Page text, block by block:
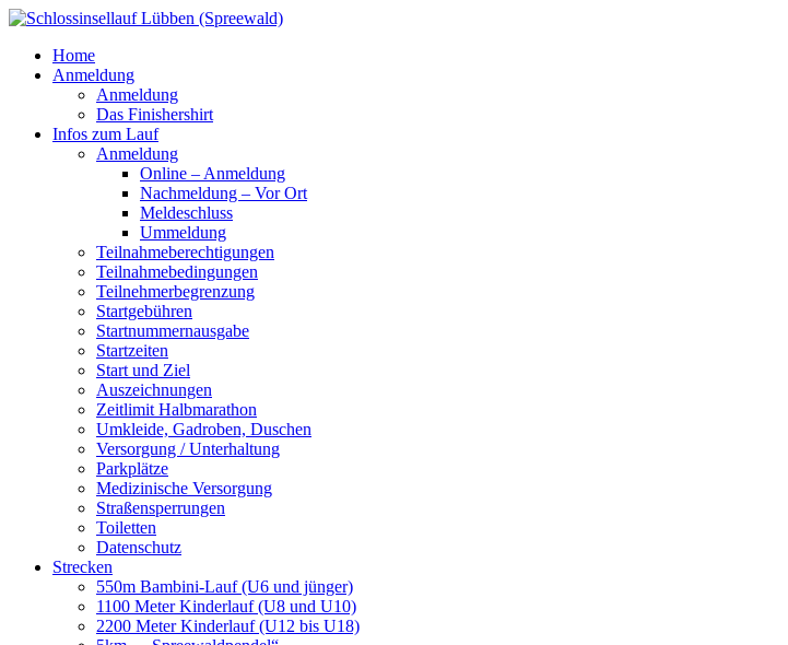
Home
Anmeldung
Anmeldung
Das Finishershirt
Infos zum Lauf
Anmeldung
Online – Anmeldung
Nachmeldung – Vor Ort
Meldeschluss
Ummeldung
Teilnahmeberechtigungen
Teilnahmebedingungen
Teilnehmerbegrenzung
Startgebühren
Startnummernausgabe
Startzeiten
Start und Ziel
Auszeichnungen
Zeitlimit Halbmarathon
Umkleide, Gadroben, Duschen
Versorgung / Unterhaltung
Parkplätze
Medizinische Versorgung
Straßensperrungen
Toiletten
Datenschutz
Strecken
550m Bambini-Lauf (U6 und jünger)
1100 Meter Kinderlauf (U8 und U10)
2200 Meter Kinderlauf (U12 bis U18)